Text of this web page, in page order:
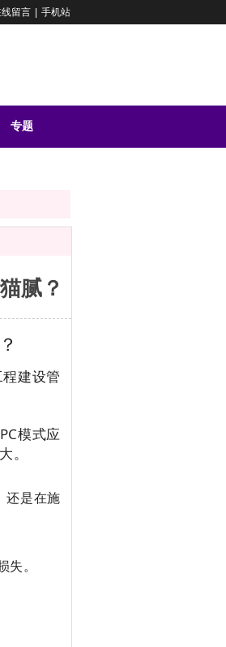
留言 手机站
专题
腻？
建设管
模式应
。
还是在施
。